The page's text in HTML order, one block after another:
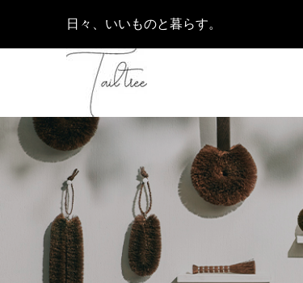
日々、いいものと暮らす。